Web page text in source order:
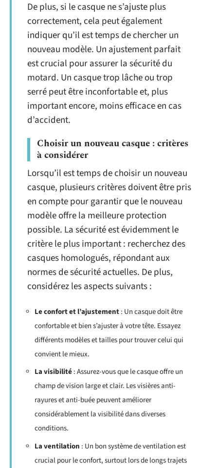
De plus, si le casque ne s’ajuste plus
correctement, cela peut également
indiquer qu’il est temps de chercher un
nouveau modèle. Un ajustement parfait
est crucial pour assurer la sécurité du
motard. Un casque trop lâche ou trop
serré peut être inconfortable et, plus
important encore, moins efficace en cas
d’accident.
Choisir un nouveau casque : critères
à considérer
Lorsqu’il est temps de choisir un nouveau
casque, plusieurs critères doivent être pris
en compte pour garantir que le nouveau
modèle offre la meilleure protection
possible. La sécurité est évidemment le
critère le plus important : recherchez des
casques homologués, répondant aux
normes de sécurité actuelles. De plus,
considérez les aspects suivants :
Le confort et l’ajustement: Un casque doit être
confortable et bien s’ajuster à votre tête. Essayez
différents modèles et tailles pour trouver celui qui
convient le mieux.
La visibilité: Assurez-vous que le casque offre un
champ de vision large et clair. Les visières anti-
rayures et anti-buée peuvent améliorer
considérablement la visibilité dans diverses
conditions.
La ventilation : Un bon système de ventilation est
crucial pour le confort, surtout lors de longs trajets